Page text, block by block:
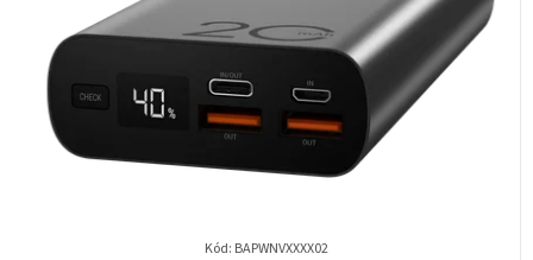
Kód: BAPWNVXXXX02